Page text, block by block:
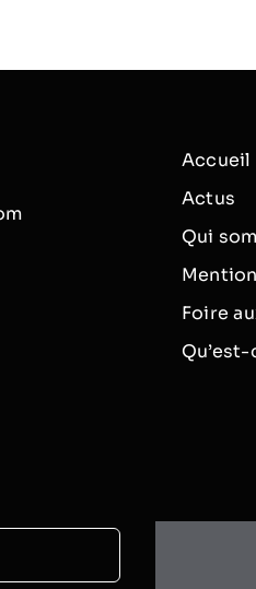
Accueil
Actus
Qui
Foire